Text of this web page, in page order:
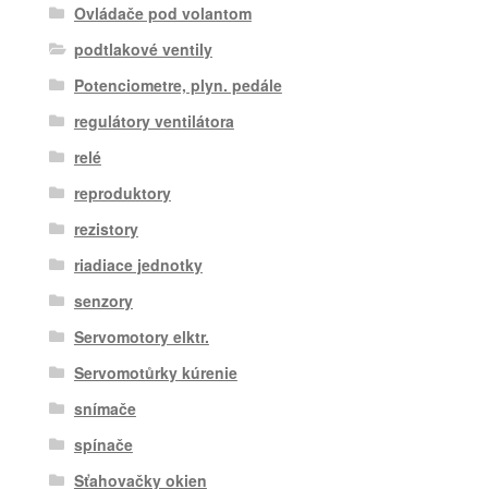
Ovládače pod volantom
podtlakové ventily
Potenciometre, plyn. pedále
regulátory ventilátora
relé
reproduktory
rezistory
riadiace jednotky
senzory
Servomotory elktr.
Servomotůrky kúrenie
snímače
spínače
Sťahovačky okien